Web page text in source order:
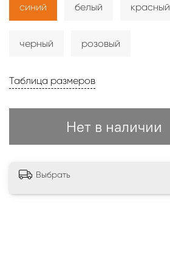
Таблица размеров
Нет в наличии
синий белый красный
черный розовый
Выбрать